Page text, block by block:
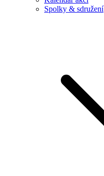
Spolky & sdružení